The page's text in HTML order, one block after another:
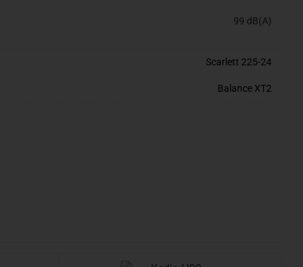
99 dB(A)
Scarlett 225-24
Balance XT2